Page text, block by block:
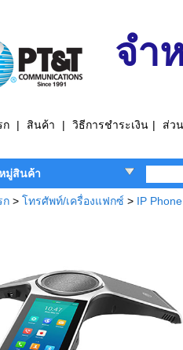
จำ
ก | สินค้า | วิธีการชำระเงิน | ส่ว
มู่สินค้า
ก > โทรศัพท์/เครื่องแฟกซ์ > IP Phone